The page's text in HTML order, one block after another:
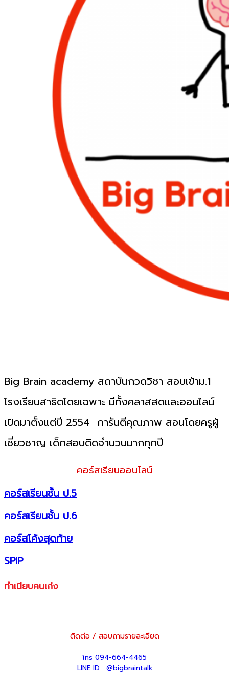
Big Brain academy สถาบันกวดวิชา สอบเข้าม.1
โรงเรียนสาธิตโดยเฉพาะ มีทั้งคลาสสดและออนไลน์
เปิดมาตั้งแต่ปี 2554 การันตีคุณภาพ สอนโดยครูผู้
เชี่ยวชาญ เด็กสอบติดจำนวนมากทุกปี
คอร์สเรียนออนไลน์
คอร์สเรียนชั้น ป.5
คอร์สเรียนชั้น ป.6
คอร์สโค้งสุดท้าย
SPIP
ทำเนียบคนเก่ง
ติดต่อ / สอบถามรายละเอียด
โทร 094-664-4465
LINE ID : @bigbraintalk